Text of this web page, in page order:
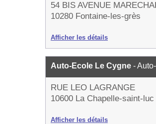
54 BIS AVENUE
10280 Fontaine-les-grès
Afficher les détails
Auto-Ecole Le Cygne -
RUE LEO LAGRANGE
10600 La Chapelle-saint-luc
Afficher les détails